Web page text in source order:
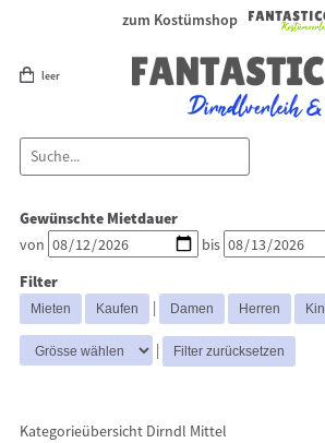
zum Kostümshop
leer
Dirndl
Lederhosen Zubehör
Kostüme
Dirndl Mittel Dirndl Lang
Kurz
Gewünschte Mietdauer
von bis
Filter
|
|
Kategorieübersicht Dirndl Mittel